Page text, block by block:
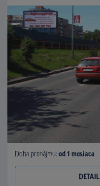
Doba prenájmu: od 1 mesiaca
DETAIL